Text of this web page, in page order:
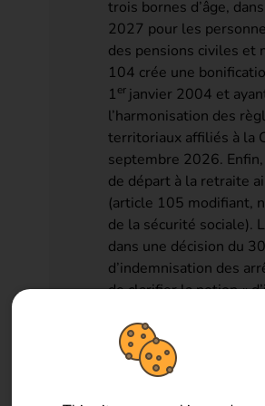
trois bornes d’âge,
2027 pour les
des pensions civiles et
104 crée une
1er janvier 2004 et
l’harmonisation des
territoriaux affiliés à la
septembre 2026.
de départ à la retraite
(article 105 modifiant,
de la sécurité sociale).
dans une décision du
d’indemnisation des
de clarifier la notion «
cadre du régime
https://